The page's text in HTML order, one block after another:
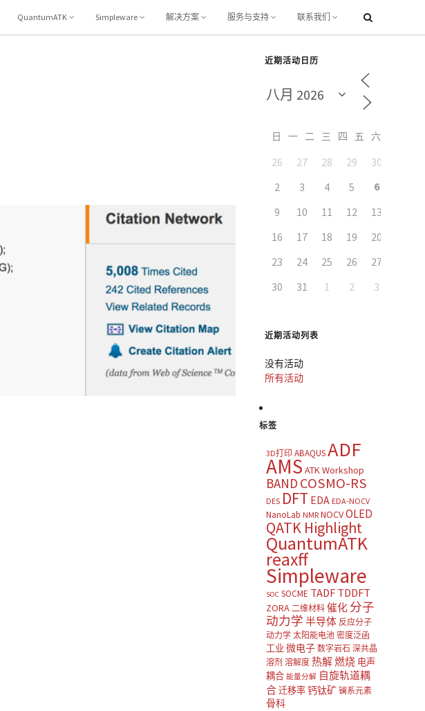
QuantumATK Simpleware 解决方案 服务与支持 联系我们
近期活动日历
日 一 二 三 四 五
26 27 28 29 30
2
3 4 5 6
9
10 11 12 13
16
17 18 19 20
23
24 25 26 27
30
31 1 2 3
近期活动列表
没有活动
所有活动
标签
3D打印 ABAQUSADF
AMS ATK Workshop
BAND COSMO-RS
DES DFT EDA EDA-NOCV
NanoLab NMR NOCVOLED
QATK Highlight
QuantumATK
reaxff
Simpleware
SOC SOCME TADF TDDFT
ZORA 二维材料 催化 分子
动力学 半导体 反应分子
动力学 太阳能电池 密度泛函
工业 微电子 数字岩石 深共晶
溶剂 溶解度 热解燃烧 电声
耦合 能量分解 自旋轨道耦
合迁移率钙钛矿 镧系元素
骨科